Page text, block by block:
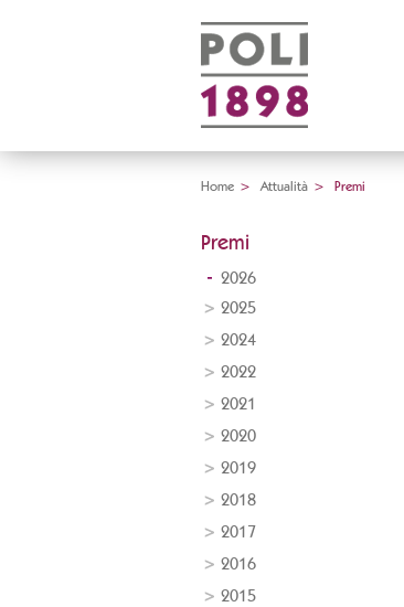
Home > Attualità > Premi
Premi
2026
2025
2024
2022
2021
2020
2019
2018
2017
2016
2015